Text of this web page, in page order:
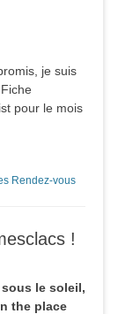
je suis
pour le mois
Rendez-vous
!
le soleil,
the place